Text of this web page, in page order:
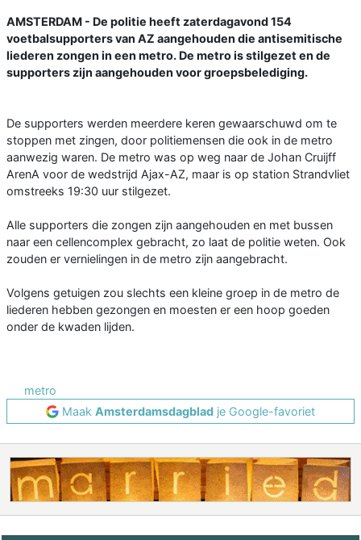
AMSTERDAM - De politie heeft zaterdagavond 154
voetbalsupporters van AZ aangehouden die antisemitische
liederen zongen in een metro. De metro is stilgezet en de
supporters zijn aangehouden voor groepsbelediging.
De supporters werden meerdere keren gewaarschuwd om te
stoppen met zingen, door politiemensen die ook in de metro
aanwezig waren. De metro was op weg naar de Johan Cruijff
ArenA voor de wedstrijd Ajax-AZ, maar is op station Strandvliet
omstreeks 19:30 uur stilgezet.
Alle supporters die zongen zijn aangehouden en met bussen
naar een cellencomplex gebracht, zo laat de politie weten. Ook
zouden er vernielingen in de metro zijn aangebracht.
Volgens getuigen zou slechts een kleine groep in de metro de
liederen hebben gezongen en moesten er een hoop goeden
onder de kwaden lijden.
metro
Maak Amsterdamsdagblad je Google-favoriet